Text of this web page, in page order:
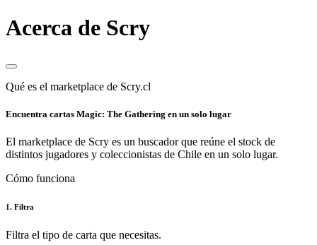
Acerca de Scry
Qué es el marketplace de Scry.cl
Encuentra cartas Magic: The Gathering en un solo lugar
El marketplace de Scry es un buscador que reúne el stock de
distintos jugadores y coleccionistas de Chile en un solo lugar.
Cómo funciona
1. Filtra
Filtra el tipo de carta que necesitas.